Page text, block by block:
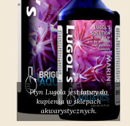
Płyn Lugola jest łatwy do
kupienia w sklepach
akwarystycznych.